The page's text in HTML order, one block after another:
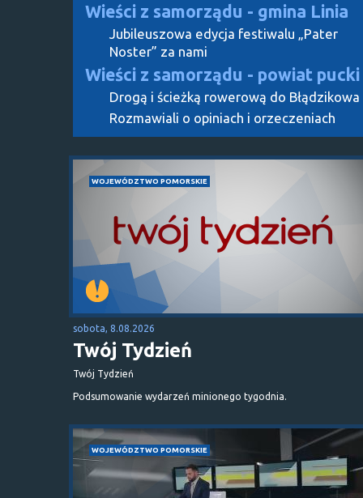
Wieści z samorządu - gmina Linia
Jubileuszowa edycja festiwalu „Pater
Noster” za nami
Wieści z samorządu - powiat pucki
Drogą i ścieżką rowerową do Błądzikowa
Rozmawiali o opiniach i orzeczeniach
WOJEWÓDZTWO POMORSKIE
sobota, 8.08.2026
Twój Tydzień
Twój Tydzień
Podsumowanie wydarzeń minionego tygodnia.
WOJEWÓDZTWO POMORSKIE